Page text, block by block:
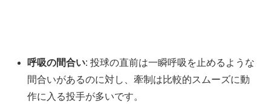
呼吸の間合い: 投球の直前は一瞬呼吸を止めるような
間合いがあるのに対し、牽制は比較的スムーズに動
作に入る投手が多いです。